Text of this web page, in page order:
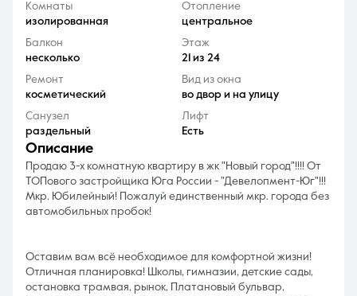
Комнаты
изолированная
Отопление
центральное
Балкон
несколько
Этаж
21 из 24
Ремонт
косметический
Вид из окна
во двор и на улицу
Санузел
раздельный
Лифт
Есть
описание
Продаю 3-х комнатную квартиру в жк "Новый город"!!!! От
ТОПового застройщика Юга России - "Девелопмент-Юг"!!!
Мкр. Юбилейный! Пожалуй единственный мкр. города без
автомобильных пробок!
Оставим вам всё необходимое для комфортной жизни!
Отличная планировка! Школы, гимназии, детские сады,
остановка трамвая, рынок, Платановый бульвар,